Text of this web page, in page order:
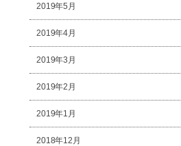
2019年5月
2019年4月
2019年3月
2019年2月
2019年1月
2018年12月